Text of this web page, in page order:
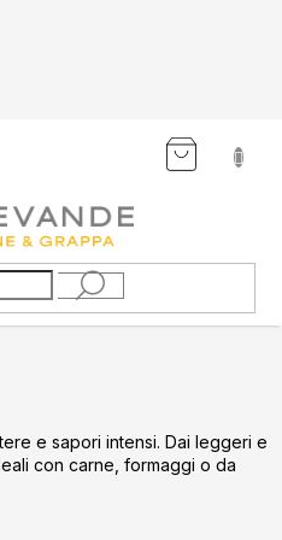
COŞ
e sapori intensi. Dai leggeri e
con carne, formaggi o da